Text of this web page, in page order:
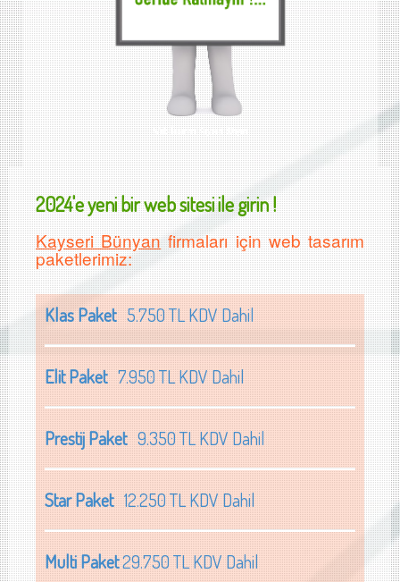
Web Tasarımı Kayseri Bünyan
2024'e yeni bir web sitesi ile girin !
Kayseri Bünyanfirmaları için web tasarım
paketlerimiz:
Klas Paket5.750 TL KDV Dahil
Elit Paket7.950 TL KDV Dahil
Prestij Paket9.350 TL KDV Dahil
Star Paket12.250 TL KDV Dahil
Multi Paket29.750 TL KDV Dahil